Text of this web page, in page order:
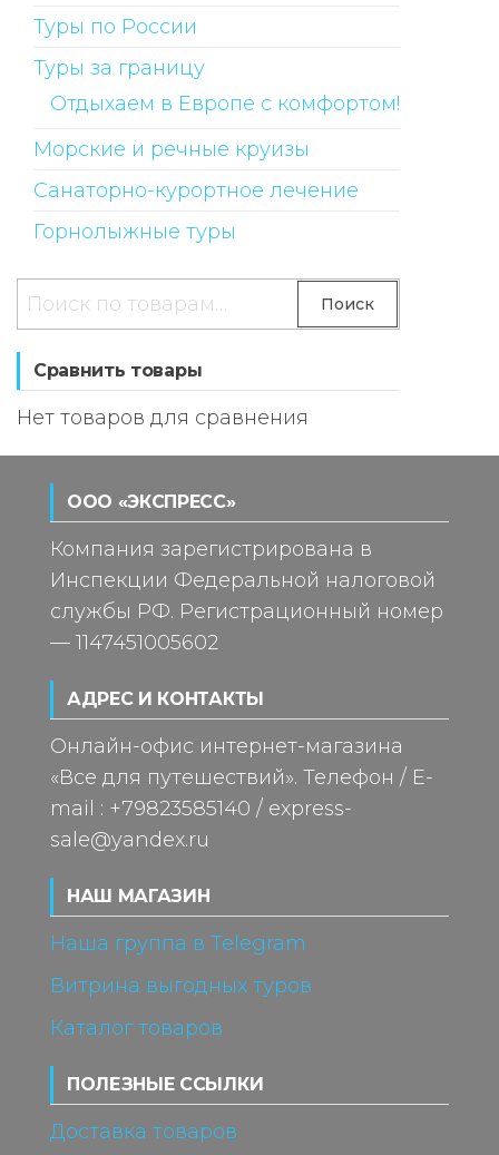
Туры по России
Туры за границу
Отдыхаем в Европе с комфортом!
Морские и речные круизы
Санаторно-курортное лечение
Горнолыжные туры
Искать: Поиск
Сравнить товары
Нет товаров для сравнения
ООО «ЭКСПРЕСС»
Компания зарегистрирована в
Инспекции Федеральной налоговой
службы РФ. Регистрационный номер
— 1147451005602
АДРЕС И КОНТАКТЫ
Онлайн-офис интернет-магазина
«Все для путешествий». Телефон / E-
mail : +79823585140 / express-
sale@yandex.ru
НАШ МАГАЗИН
Наша группа в Telegram
Витрина выгодных туров
Каталог товаров
ПОЛЕЗНЫЕ ССЫЛКИ
Доставка товаров